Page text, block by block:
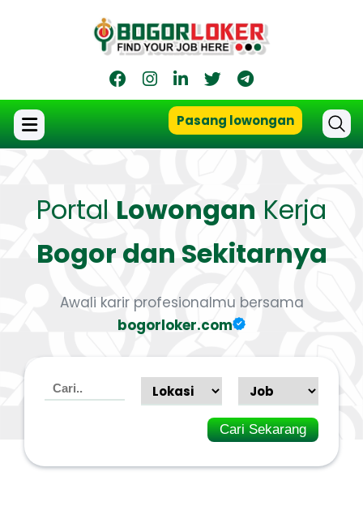
Pasang lowongan
Portal Lowongan Kerja
Bogor dan Sekitarnya
Awali karir profesionalmu bersama
bogorloker.com
Cari Sekarang